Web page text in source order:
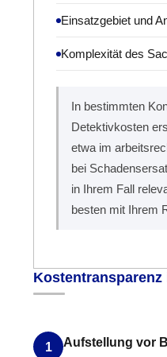
Einsatzgebiet und
Komplexität des
In bestimmten
Detektivkosten
etwa im
bei
in Ihrem Fall
besten mit Ihrem
1
Aufstellung vor